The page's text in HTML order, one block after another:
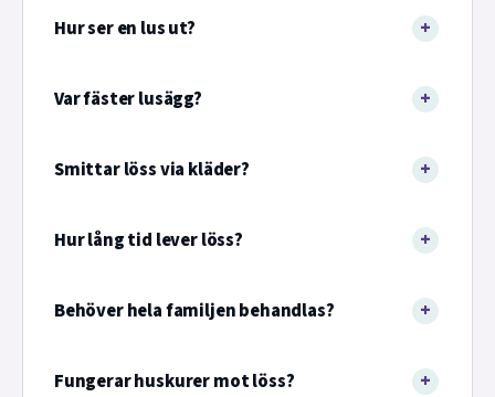
Hur ser en lus ut?
Var fäster lusägg?
Smittar löss via kläder?
Hur lång tid lever löss?
Behöver hela familjen behandlas?
Fungerar huskurer mot löss?